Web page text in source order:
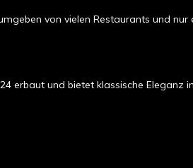
von vielen Restaurants und
erbaut und bietet klassische Eleganz